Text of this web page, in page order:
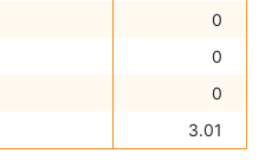
0
0
0
3.01